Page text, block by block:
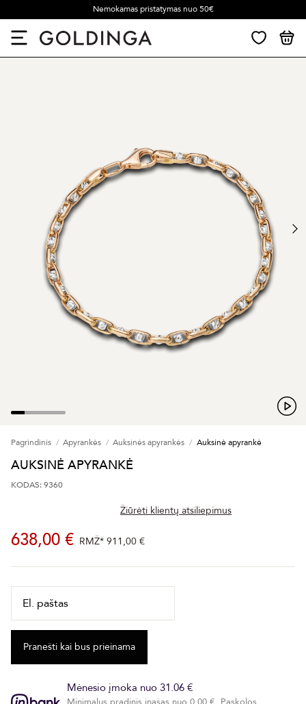
Nemokamas pristatymas nuo 50€
Pagrindinis Apyrankės Auksinės apyrankės Auksinė apyrankė
AUKSINĖ APYRANKĖ
KODAS: 9360
Žiūrėti klientų atsiliepimus
638,00 € RMŽ* 911,00 €
Mėnesio įmoka nuo 31.06 €